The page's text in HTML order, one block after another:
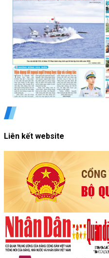
Liên kết website